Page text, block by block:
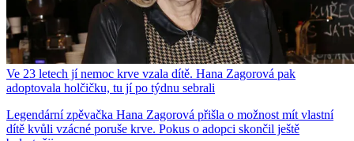
Ve 23 letech jí nemoc krve vzala dítě. Hana Zagorová pak
adoptovala holčičku, tu jí po týdnu sebrali
Legendární zpěvačka Hana Zagorová přišla o možnost mít vlastní
dítě kvůli vzácné poruše krve. Pokus o adopci skončil ještě